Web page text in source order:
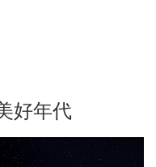
好年代